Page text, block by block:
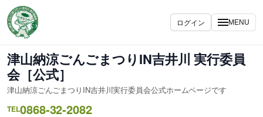
容
を
ス
キ
ッ
プ
ログイン MENU
津山納涼ごんごまつりIN吉井川 実行委員
会［公式］
津山納涼ごんごまつりIN吉井川実行委員会公式ホームページです
TEL0868-32-2082